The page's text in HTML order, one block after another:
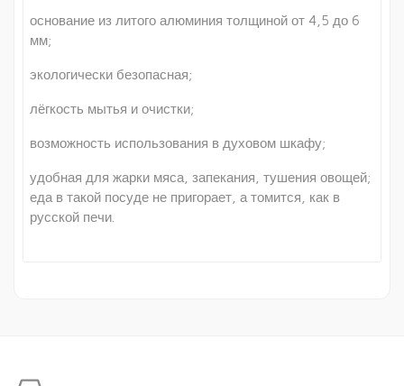
основание из литого алюминия толщиной от 4,5 до 6
мм;
экологически безопасная;
лёгкость мытья и очистки;
возможность использования в духовом шкафу;
удобная для жарки мяса, запекания, тушения овощей;
еда в такой посуде не пригорает, а томится, как в
русской печи.